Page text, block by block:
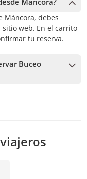
Máncora?
Máncora, debes
sitio web. En el carrito
tu reserva.
Buceo